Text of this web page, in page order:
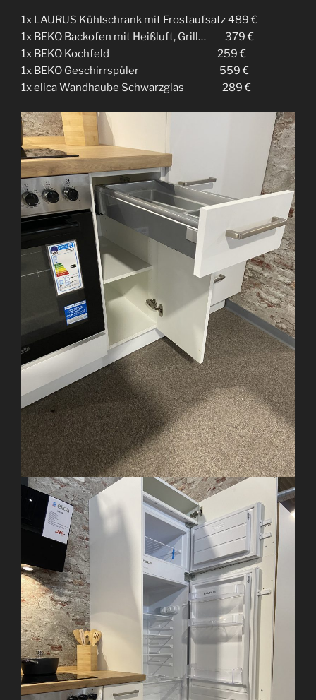
1x LAURUS Kühlschrank mit Frostaufsatz 489 €
1x BEKO Backofen mit Heißluft, Grill… 379 €
1x BEKO Kochfeld 259 €
1x BEKO Geschirrspüler 559 €
1x elica Wandhaube Schwarzglas 289 €